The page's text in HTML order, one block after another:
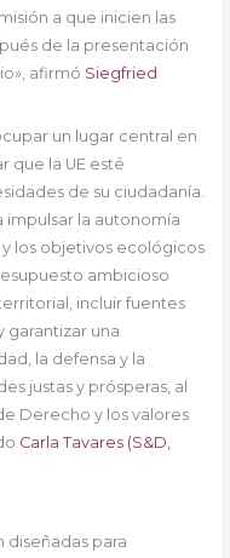
a que inicien las
de la presentación
afirmó Siegfried
un lugar central en
que la UE esté
de su ciudadanía.
impulsar la autonomía
los objetivos ecológicos
ambicioso
incluir fuentes
garantizar una
la defensa y la
justas y prósperas, al
Derecho y los valores
Carla Tavares (S&D,
diseñadas para